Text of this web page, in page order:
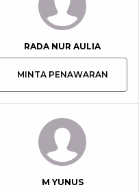
RADA NUR AULIA
MINTA PENAWARAN
M YUNUS